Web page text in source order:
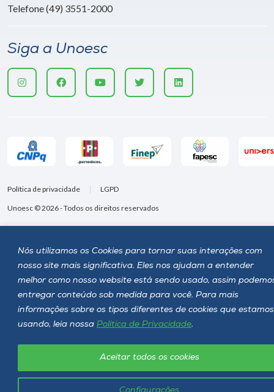
Nós utilizamos os Cookies para tornar suas interações com
nosso site mais significativa. Eles nos ajudam a entender
melhor como nosso website está sendo usado, assim
entregar conteúdo sob medida para você. Para mais
informações sobre os tipos diferentes de cookies que estamos
usando, leia nossa Política de Privacidade.
Configurações
Aceitar todos os cookies
Telefone (49) 3551-2000
Siga a Unoesc
Unoesc © 2026 - Todos os direitos reservados
Política de privacidade LGPD